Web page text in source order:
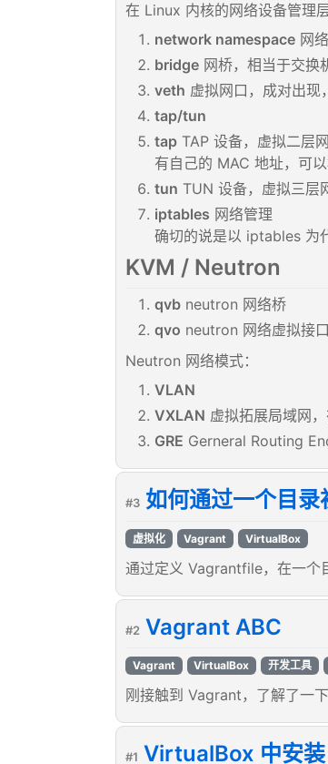
在 Linux 内核的网络设备管理
network namespace 网
bridge 网桥，相当于交换
veth 虚拟网口，成对出现
tap/tun
tap TAP 设备，虚拟二层
有自己的 MAC 地址，可
tun TUN 设备，虚拟三层
iptables 网络管理
确切的说是以 iptables 为
KVM / Neutron
qvb neutron 网络桥
qvo neutron 网络虚拟接口
Neutron 网络模式：
VLAN
VXLAN 虚拟拓展局域网
GRE Gerneral Routing
#3 如何通过一个目
虚拟化 Vagrant VirtualBox
通过定义 Vagrantfile，在一个
#2 Vagrant ABC
Vagrant VirtualBox 开发工具
刚接触到 Vagrant，了解了一
#1 VirtualBox 中安